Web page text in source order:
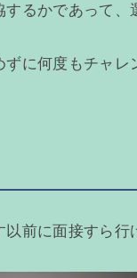
るかであって、
に何度もチャ
前に面接すら行